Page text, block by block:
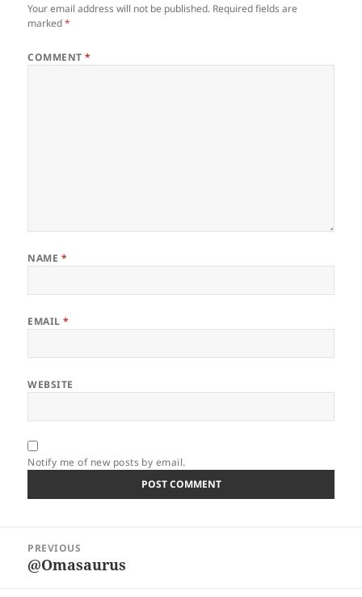
Your email address will not be published. Required fields are
marked*
COMMENT*
NAME *
EMAIL*
WEBSITE
Notify me of new posts by email.
navigation
PREVIOUS
Previous
@Omasaurus